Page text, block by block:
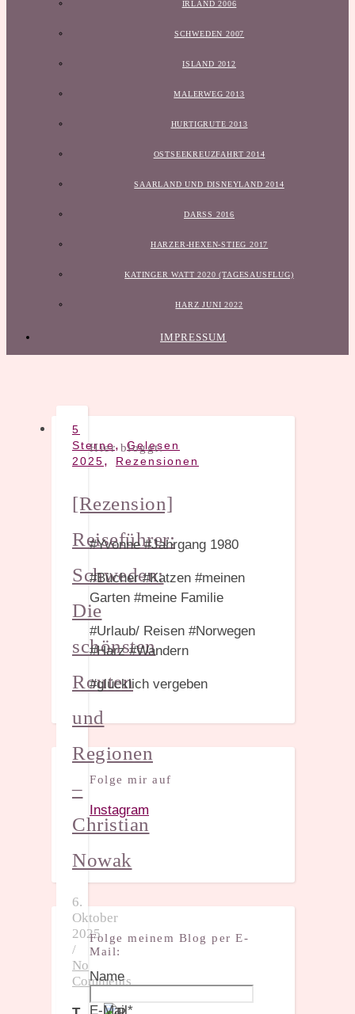
IRLAND 2006
SCHWEDEN 2007
ISLAND 2012
MALERWEG 2013
HURTIGRUTE 2013
OSTSEEKREUZFAHRT 2014
SAARLAND UND DISNEYLAND 2014
DARSS 2016
HARZER-HEXEN-STIEG 2017
KATINGER WATT 2020 (TAGESAUSFLUG)
HARZ JUNI 2022
IMPRESSUM
5
Sterne,Gelesen
2025, Rezensionen
[Rezension]
Reiseführer:
Schweden:
Die
schönsten
Routen
und
Regionen
–
Christian
Nowak
6.
Oktober
2025
/
No
Comments
Hier bloggt:
#Yvonne #Jahrgang 1980
#Bücher #Katzen #meinen
Garten #meine Familie
#Urlaub/ Reisen #Norwegen
#Harz #Wandern
#glücklich vergeben
Folge mir auf
Instagram
Folge meinem Blog per E-
Mail:
Name
E-Mail*